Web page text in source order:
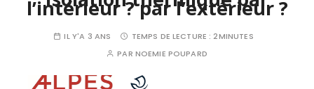
l’intérieur ? par l’extérieur ?
IL Y'A 3 ANS TEMPS DE LECTURE :2MINUTES
PAR NOEMIE POUPARD